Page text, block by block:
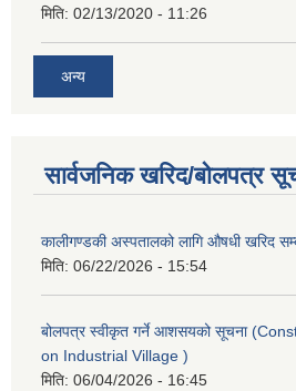
मिति: 02/13/2020 - 11:26
अन्य
सार्वजनिक खरिद/बोलपत्र
कालीगण्डकी अस्पतालको लागि औषधी खरिद
मिति: 06/22/2026 - 15:54
बोलपत्र स्वीकृत गर्ने आशसयको सूचना
on Industrial Village )
मिति: 06/04/2026 - 16:45